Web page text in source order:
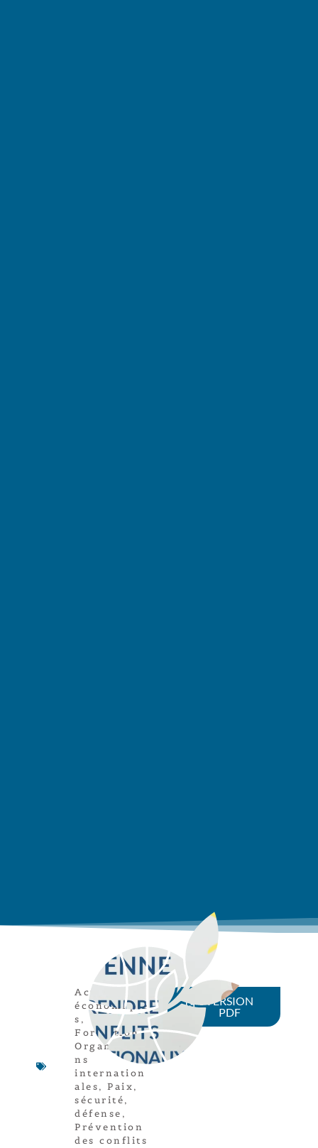
Acteurs
économique
s ,
Formation,
Organisatio
ns
internation
ales,Paix,
sécurité,
défense ,
Prévention
des conflits
VERSION
PDF